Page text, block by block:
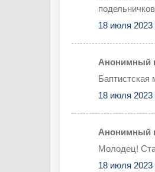
18 июля 2023
Анонимный
Баптистская
18 июля 2023
Анонимный
Молодец!
18 июля 2023